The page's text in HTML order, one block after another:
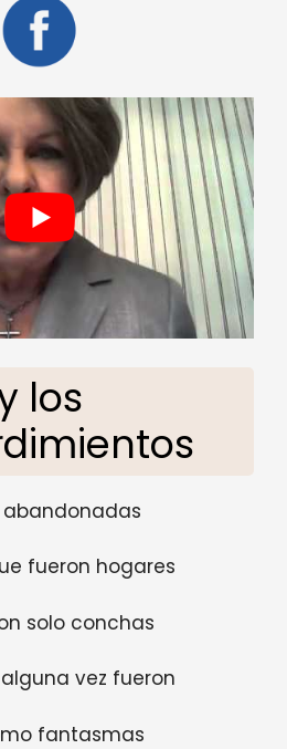
los
fueron hogares
solo conchas
vez fueron
fantasmas